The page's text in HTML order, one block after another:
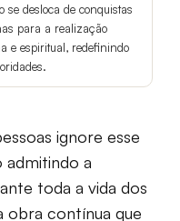
se desloca de conquistas
para a realização
e espiritual, redefinindo
ignore esse
admitindo a
toda a vida dos
obra contínua que